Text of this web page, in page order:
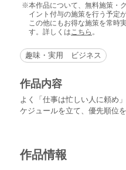
本作品について、無料施策・
イント付与の施策を行う予定
この他にもお得な施策を常時
す。詳しくは こちら 。
趣味・実用 ビジネス
作品内容
よく「仕事は忙しい人に頼め
ケジュールを立て、優先順位
なしてくれるわけだ。 それ
よりは、「勉強に使える時間
作品情報